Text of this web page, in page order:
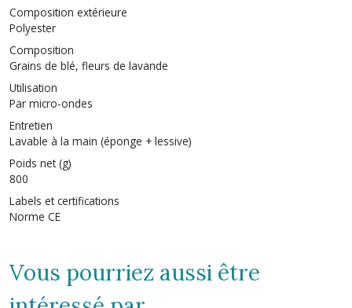
Composition extérieure
Polyester
Composition
Grains de blé, fleurs de lavande
Utilisation
Par micro-ondes
Entretien
Lavable à la main (éponge + lessive)
Poids net (g)
800
Labels et certifications
Norme CE
Vous pourriez aussi être